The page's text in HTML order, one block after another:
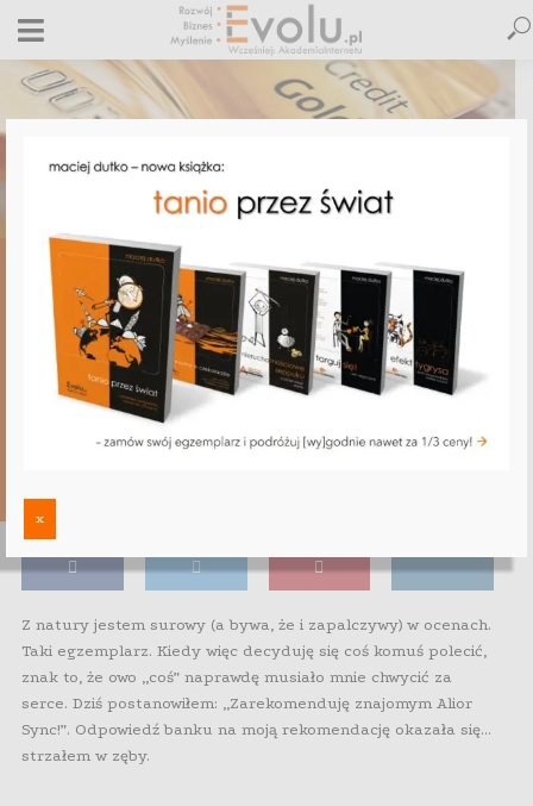
E-BIZNES FUNKCJONALNOŚĆ STRON WWW ,OBSŁUGA E-KLIENTA
Dramat w interfejsie; jeszcze większy w
reakcji na feedback. Klaps dla Alior
Sync!
22 lutego 2013 3 komentarze
Z natury jestem surowy (a bywa, że i zapalczywy) w ocenach.
Taki egzemplarz. Kiedy więc decyduję się coś komuś polecić,
znak to, że owo „coś” naprawdę musiało mnie chwycić za
serce. Dziś postanowiłem: „Zarekomenduję znajomym Alior
Sync!”. Odpowiedź banku na moją rekomendację okazała się…
strzałem w zęby.
x